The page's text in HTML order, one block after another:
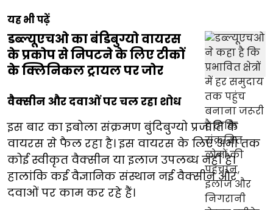
यह भी पढ़ें
डब्ल्यूएचओ का बंडिबुग्यो वायरस
के प्रकोप से निपटने के लिए टीकों
के क्लिनिकल ट्रायल पर जोर
वैक्सीन और दवाओं पर चल रहा शोध
इस बार का इबोला संक्रमण बुंदिबुग्यो प्रजाति के
वायरस से फैल रहा है। इस वायरस के लिए अभी तक
कोई स्वीकृत वैक्सीन या इलाज उपलब्ध नहीं है।
हालांकि कई वैज्ञानिक संस्थान नई वैक्सीन और
दवाओं पर काम कर रहे हैं।